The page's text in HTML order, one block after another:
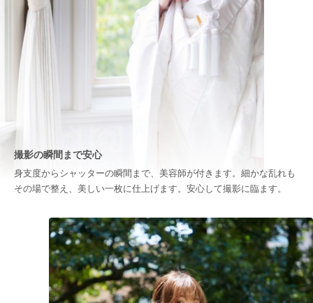
撮影の瞬間まで安心
身支度からシャッターの瞬間まで、美容師が付きます。細かな乱れも
その場で整え、美しい一枚に仕上げます。安心して撮影に臨ます。